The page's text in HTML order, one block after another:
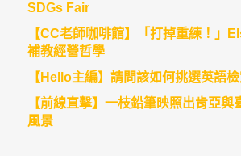
SDGs Fair
【CC老師咖啡館】「打掉重練！」
補教經營哲學
【Hello主編】請問該如何挑選英語檢
【前線直擊】一枝鉛筆映照出肯亞與
風景